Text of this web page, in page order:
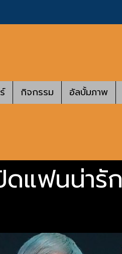
กิจกรรม อัลบั้มภาพ
แฟนน่ารัก